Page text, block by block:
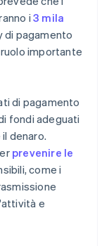
i3 mila
di pagamento
importante
di pagamento
fondi adeguati
denaro.
prevenire le
come i
e